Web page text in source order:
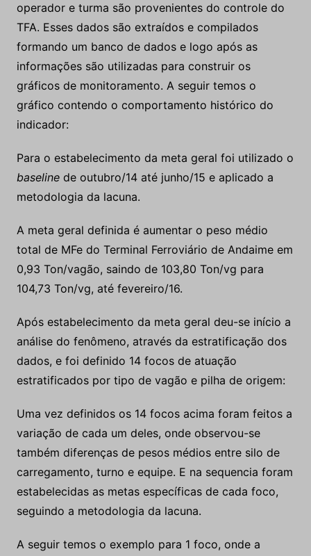
operador e turma são provenientes do controle do
TFA. Esses dados são extraídos e compilados
formando um banco de dados e logo após as
informações são utilizadas para construir os
gráficos de monitoramento. A seguir temos o
gráfico contendo o comportamento histórico do
indicador:
Para o estabelecimento da meta geral foi utilizado o
baselinede outubro/14 até junho/15 e aplicado a
metodologia da lacuna.
A meta geral definida é aumentar o peso médio
total de MFe do Terminal Ferroviário de Andaime em
0,93 Ton/vagão, saindo de 103,80 Ton/vg para
104,73 Ton/vg, até fevereiro/16.
Após estabelecimento da meta geral deu-se início a
análise do fenômeno, através da estratificação dos
dados, e foi definido 14 focos de atuação
estratificados por tipo de vagão e pilha de origem:
Uma vez definidos os 14 focos acima foram feitos a
variação de cada um deles, onde observou-se
também diferenças de pesos médios entre silo de
carregamento, turno e equipe. E na sequencia foram
estabelecidas as metas específicas de cada foco,
seguindo a metodologia da lacuna.
A seguir temos o exemplo para 1 foco, onde a